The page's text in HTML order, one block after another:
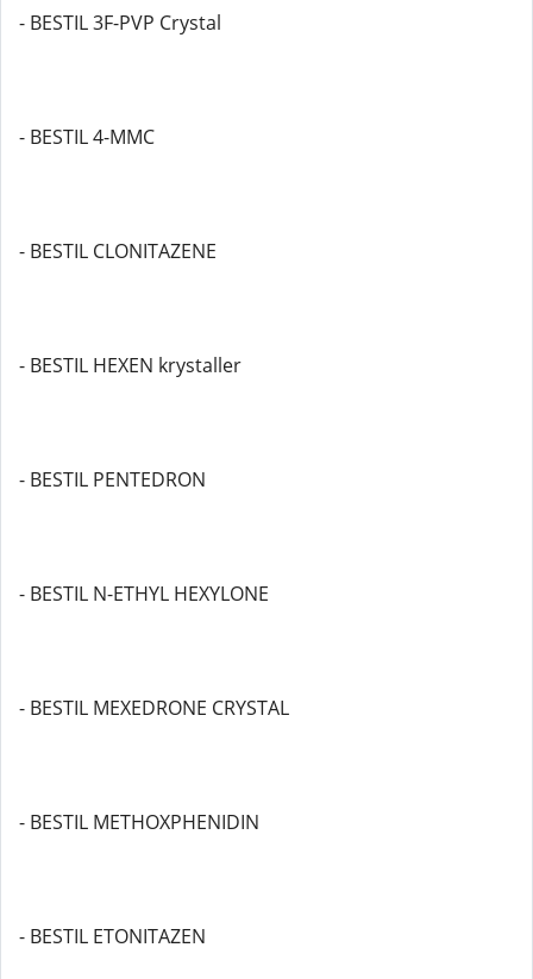
- BESTIL 3F-PVP Crystal
- BESTIL 4-MMC
- BESTIL CLONITAZENE
- BESTIL HEXEN krystaller
- BESTIL PENTEDRON
- BESTIL N-ETHYL HEXYLONE
- BESTIL MEXEDRONE CRYSTAL
- BESTIL METHOXPHENIDIN
- BESTIL ETONITAZEN